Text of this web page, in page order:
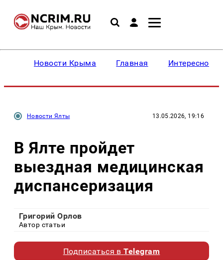
Новости Крыма Главная Интересное
Новости Ялты 13.05.2026, 19:16
В Ялте пройдет
выездная медицинская
диспансеризация
Григорий Орлов
Автор статьи
Подписаться вTelegram